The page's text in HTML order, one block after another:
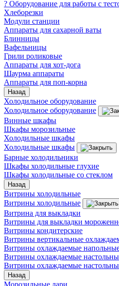
? Оборудование для работы с
Хлеборезки
Модули станции
Аппараты для сахарной ваты
Блинницы
Вафельницы
Грили роликовые
Аппараты для хот-дога
Шаурма аппараты
Аппараты для поп-корна
Назад
Холодильное оборудование
Холодильное оборудование
Винные шкафы
Шкафы морозильные
Холодильные шкафы
Холодильные шкафы
Барные холодильники
Шкафы холодильные глухие
Шкафы холодильные со стеклом
Назад
Витрины холодильные
Витрины холодильные
Витрина для выкладки
Витрины для выкладки
Витрины кондитерские
Витрины вертикальные
Витрины охлаждаемые
Витрины охлаждаемые
Витрины охлаждаемые
Назад
Морозильные лари